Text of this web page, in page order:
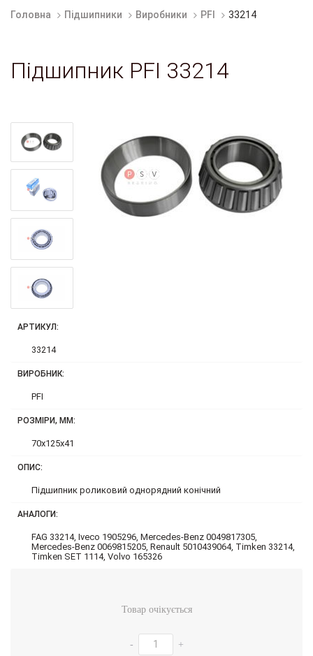
Головна Підшипники Виробники PFI 33214
Підшипник PFI 33214
АРТИКУЛ:
33214
ВИРОБНИК:
PFI
РОЗМІРИ, ММ:
70x125x41
ОПИС:
Підшипник роликовий однорядний конічний
АНАЛОГИ:
FAG 33214, Iveco 1905296, Mercedes-Benz 0049817305,
Mercedes-Benz 0069815205, Renault 5010439064, Timken 33214,
Timken SET 1114, Volvo 165326
Товар очікується
- +